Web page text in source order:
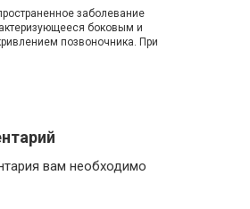
заболевание
боковым и
позвоночника. При
вам необходимо